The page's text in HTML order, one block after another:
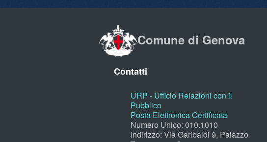
Comune di Genova
Contatti
URP - Ufficio Relazioni con il
Pubblico
Posta Elettronica Certificata
Numero Unico: 010.1010
Indirizzo: Via Garibaldi 9, Palazzo